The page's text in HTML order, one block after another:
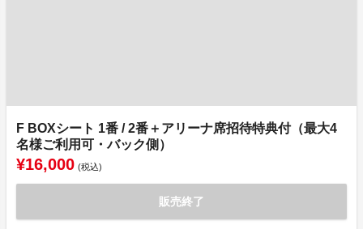
F BOXシート 1番 / 2番＋アリーナ席招待特典付（最大4
名様ご利用可・バック側）
¥16,000 (税込)
販売終了